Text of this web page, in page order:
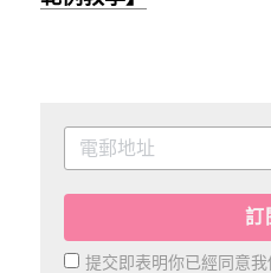
訂
提交即表明你已經同意我